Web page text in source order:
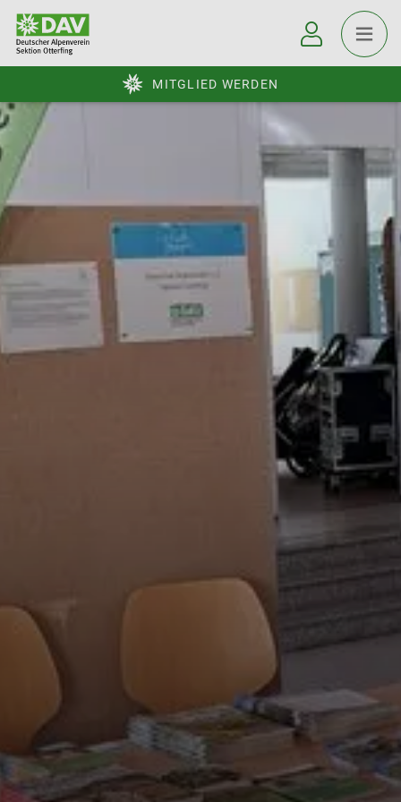
MITGLIED WERDEN